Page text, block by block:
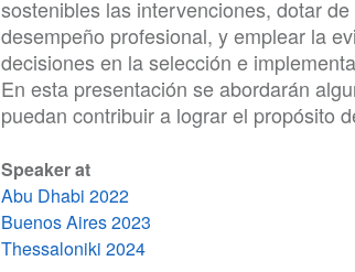
sostenibles las intervenciones, dotar
desempeño profesional, y emplear la
decisiones en la selección e
En esta presentación se abordarán
puedan contribuir a lograr el propósito
Speaker at
Abu Dhabi 2022
Buenos Aires 2023
Thessaloniki 2024